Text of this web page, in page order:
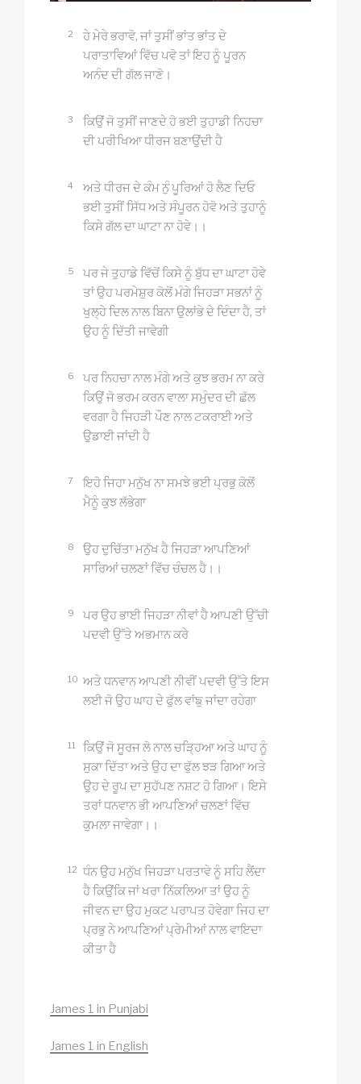
2
ਹੇ ਮੇਰੇ ਭਰਾਵੋ, ਜਾਂ ਤੁਸੀਂ ਭਾਂਤ ਭਾਂਤ ਦੇ
ਪਰਾਤਾਵਿਆਂ ਵਿੱਚ ਪਵੋ ਤਾਂ ਇਹ ਨੂੰ ਪੂਰਨ
ਅਨੰਦ ਦੀ ਗੱਲ ਜਾਣੋ।
3
ਕਿਉਂ ਜੋ ਤੁਸੀਂ ਜਾਣਦੇ ਹੋ ਭਈ ਤੁਹਾਡੀ ਨਿਹਚਾ
ਦੀ ਪਰੀਖਿਆ ਧੀਰਜ ਬਣਾਉਂਦੀ ਹੈ
4
ਅਤੇ ਧੀਰਜ ਦੇ ਕੰਮ ਨੁੰ ਪੂਰਿਆਂ ਹੋ ਲੈਣ ਦਿਓ
ਭਈ ਤੁਸੀਂ ਸਿੱਧ ਅਤੇ ਸੰਪੂਰਨ ਹੋਵੋ ਅਤੇ ਤੁਹਾਨੂੰ
ਕਿਸੇ ਗੱਲ ਦਾ ਘਾਟਾ ਨਾ ਹੋਵੇ।।
5
ਪਰ ਜੇ ਤੁਹਾਡੇ ਵਿੱਚੋਂ ਕਿਸੇ ਨੂੰ ਬੁੱਧ ਦਾ ਘਾਟਾ ਹੋਵੇ
ਤਾਂ ਉਹ ਪਰਮੇਸ਼ੁਰ ਕੋਲੋਂ ਮੰਗੇ ਜਿਹੜਾ ਸਭਨਾਂ ਨੂੰ
ਖੁਲ੍ਹੇ ਦਿਲ ਨਾਲ ਬਿਨਾ ਉਲਾਂਭੇ ਦੇ ਦਿੰਦਾ ਹੈ, ਤਾਂ
ਉਹ ਨੂੰ ਦਿੱਤੀ ਜਾਵੇਗੀ
6
ਪਰ ਨਿਹਚਾ ਨਾਲ ਮੰਗੇ ਅਤੇ ਕੁਝ ਭਰਮ ਨਾ ਕਰੇ
ਕਿਉਂ ਜੋ ਭਰਮ ਕਰਨ ਵਾਲਾ ਸਮੁੰਦਰ ਦੀ ਛੱਲ
ਵਰਗਾ ਹੈ ਜਿਹੜੀ ਪੌਣ ਨਾਲ ਟਕਰਾਈ ਅਤੇ
ਉਡਾਈ ਜਾਂਦੀ ਹੈ
7
ਇਹੋ ਜਿਹਾ ਮਨੁੱਖ ਨਾ ਸਮਝੇ ਭਈ ਪ੍ਰਭੁ ਕੋਲੋਂ
ਮੈਨੂੰ ਕੁਝ ਲੱਭੇਗਾ
8
ਉਹ ਦੁਚਿੱਤਾ ਮਨੁੱਖ ਹੈ ਜਿਹੜਾ ਆਪਣਿਆਂ
ਸਾਰਿਆਂ ਚਲਣਾਂ ਵਿੱਚ ਚੰਚਲ ਹੈ।।
9
ਪਰ ਉਹ ਭਾਈ ਜਿਹੜਾ ਨੀਵਾਂ ਹੈ ਆਪਣੀ ਉੱਚੀ
ਪਦਵੀ ਉੱਤੇ ਅਭਮਾਨ ਕਰੇ
10 ਅਤੇ ਧਨਵਾਨ ਆਪਣੀ ਨੀਵੀਂ ਪਦਵੀ ਉੱਤੇ ਇਸ
ਲਈ ਜੋ ਉਹ ਘਾਹ ਦੇ ਫੁੱਲ ਵਾਂਙੁ ਜਾਂਦਾ ਰਹੇਗਾ
11
ਕਿਉਂ ਜੋ ਸੂਰਜ ਲੋ ਨਾਲ ਚੜ੍ਹਿਆ ਅਤੇ ਘਾਹ ਨੂੰ
ਸੁਕਾ ਦਿੱਤਾ ਅਤੇ ਉਹ ਦਾ ਫੁੱਲ ਝੜ ਗਿਆ ਅਤੇ
ਉਹ ਦੇ ਰੂਪ ਦਾ ਸੁਹੱਪਣ ਨਸ਼ਟ ਹੋ ਗਿਆ। ਇਸੇ
ਤਰਾਂ ਧਨਵਾਨ ਭੀ ਆਪਣਿਆਂ ਚਲਣਾਂ ਵਿੱਚ
ਕੁਮਲਾ ਜਾਵੇਗਾ।।
12 ਧੰਨ ਉਹ ਮਨੁੱਖ ਜਿਹੜਾ ਪਰਤਾਵੇ ਨੂੰ ਸਹਿ ਲੈਂਦਾ
ਹੈ ਕਿਉਂਕਿ ਜਾਂ ਖਰਾ ਨਿੱਕਲਿਆ ਤਾਂ ਉਹ ਨੂੰ
ਜੀਵਨ ਦਾ ਉਹ ਮੁਕਟ ਪਰਾਪਤ ਹੋਵੇਗਾ ਜਿਹ ਦਾ
ਪ੍ਰਭੁ ਨੇ ਆਪਣਿਆਂ ਪ੍ਰੇਮੀਆਂ ਨਾਲ ਵਾਇਦਾ
ਕੀਤਾ ਹੈ
James 1 in Punjabi
James 1 in English